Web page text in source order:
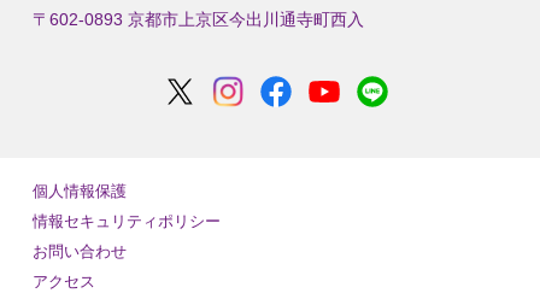
〒602-0893 京都市上京区今出川通寺町西入
個人情報保護
情報セキュリティポリシー
お問い合わせ
アクセス